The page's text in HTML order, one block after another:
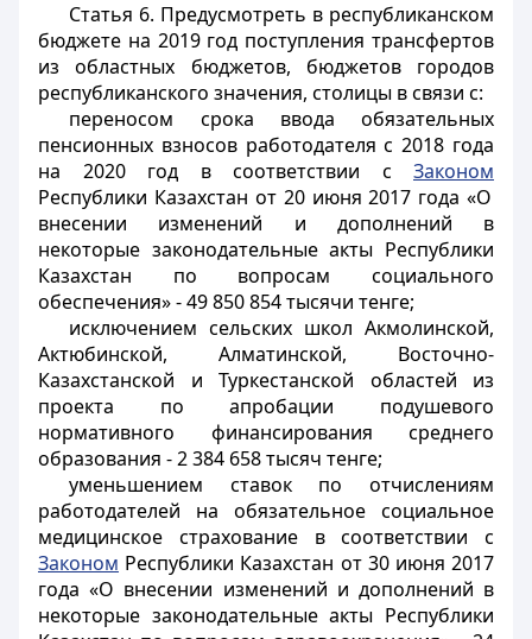
Статья 6. Предусмотреть в республиканском
бюджете на 2019 год поступления трансфертов
из областных бюджетов, бюджетов городов
республиканского значения, столицы в связи с:
переносом срока ввода обязательных
пенсионных взносов работодателя с 2018 года
на 2020 год в соответствии с Законом
Республики Казахстан от 20 июня 2017 года «О
внесении изменений и дополнений в
некоторые законодательные акты Республики
Казахстан по вопросам социального
обеспечения» - 49 850 854 тысячи тенге;
исключением сельских школ Акмолинской,
Актюбинской, Алматинской, Восточно-
Казахстанской и Туркестанской областей из
проекта по апробации подушевого
нормативного финансирования среднего
образования - 2 384 658 тысяч тенге;
уменьшением ставок по отчислениям
работодателей на обязательное социальное
медицинское страхование в соответствии с
Законом Республики Казахстан от 30 июня 2017
года «О внесении изменений и дополнений в
некоторые законодательные акты Республики